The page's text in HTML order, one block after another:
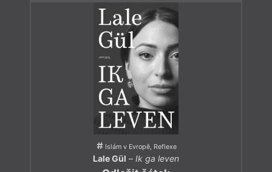
Islám v Evropě, Reflexe
Lale Gül – Ik ga leven